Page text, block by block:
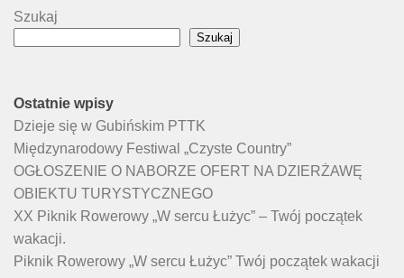
Szukaj
Szukaj
Ostatnie wpisy
Dzieje się w Gubińskim PTTK
Międzynarodowy Festiwal „Czyste Country”
OGŁOSZENIE O NABORZE OFERT NA DZIERŻAWĘ
OBIEKTU TURYSTYCZNEGO
XX Piknik Rowerowy „W sercu Łużyc” – Twój początek
wakacji.
Piknik Rowerowy „W sercu Łużyc” Twój początek wakacji